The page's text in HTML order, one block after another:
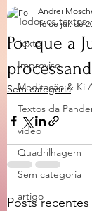
Todos os textos
Texto
Improviso
Meditação & Ki
Textos da
vídeo
Quadrilhagem
Sem categoria
artigo
Por que a
Andrei
16 de jul. de
Sem categoria
Posts recentes